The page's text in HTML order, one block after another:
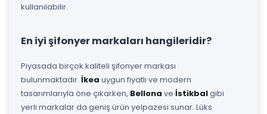
kullanılabilir.
En iyi şifonyer markaları hangileridir?
Piyasada birçok kaliteli şifonyer markası
bulunmaktadır. İkea uygun fiyatlı ve modern
tasarımlarıyla öne çıkarken, Bellona ve İstikbalgibi
yerli markalar da geniş ürün yelpazesi sunar. Lüks